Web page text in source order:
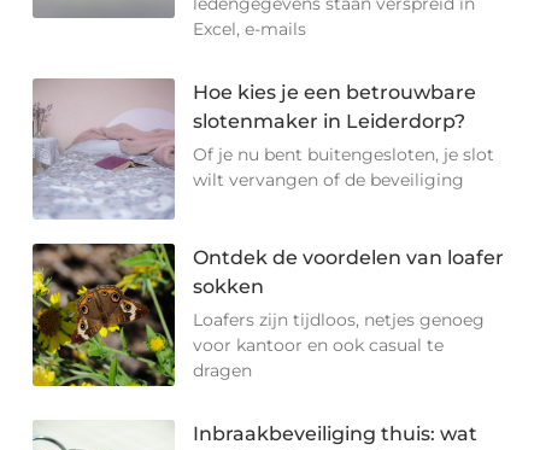
Excel, e-mails
Hoe kies je een betrouwbare
slotenmaker in Leiderdorp?
Of je nu bent buitengesloten, je slot
wilt vervangen of de beveiliging
Ontdek de voordelen van loafer
sokken
Loafers zijn tijdloos, netjes genoeg
voor kantoor en ook casual te
dragen
Inbraakbeveiliging thuis: wat